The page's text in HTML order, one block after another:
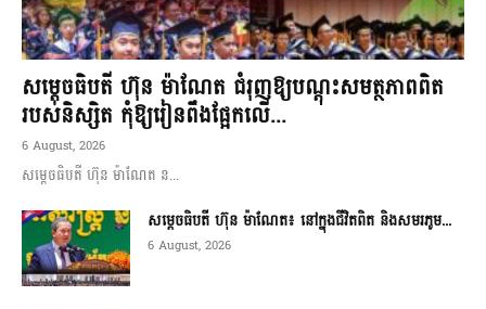
សម្តេចធិបតី ហ៊ុន ម៉ាណែត ជំរុញឱ្យបណ្តុះសមត្ថភាពពិត
របស់និស្សិត កុំឱ្យរៀនពឹងផ្អែកលើ...
6 August, 2026
សម្តេចធិបតី ហ៊ុន ម៉ាណែត ន...
សម្តេចធិបតី ហ៊ុន ម៉ាណែត៖ នៅក្នុងជីវិតពិត និងសមរភូម...
6 August, 2026